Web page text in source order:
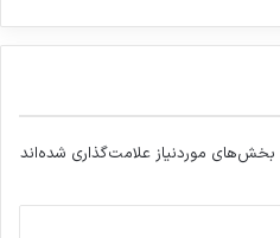
بخش‌های موردنیاز علامت‌گذاری شده‌اند